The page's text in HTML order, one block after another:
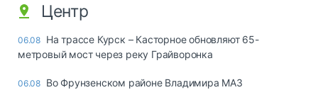
Центр
06.08 На трассе Курск – Касторное обновляют 65-
метровый мост через реку Грайворонка
06.08 Во Фрунзенском районе Владимира МАЗ